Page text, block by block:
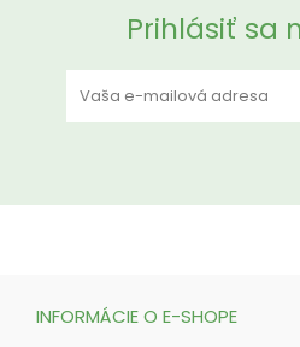
Prihlásiť sa
INFORMÁCIE O E-SHOPE